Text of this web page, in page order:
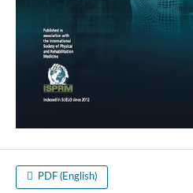
PDF (English)